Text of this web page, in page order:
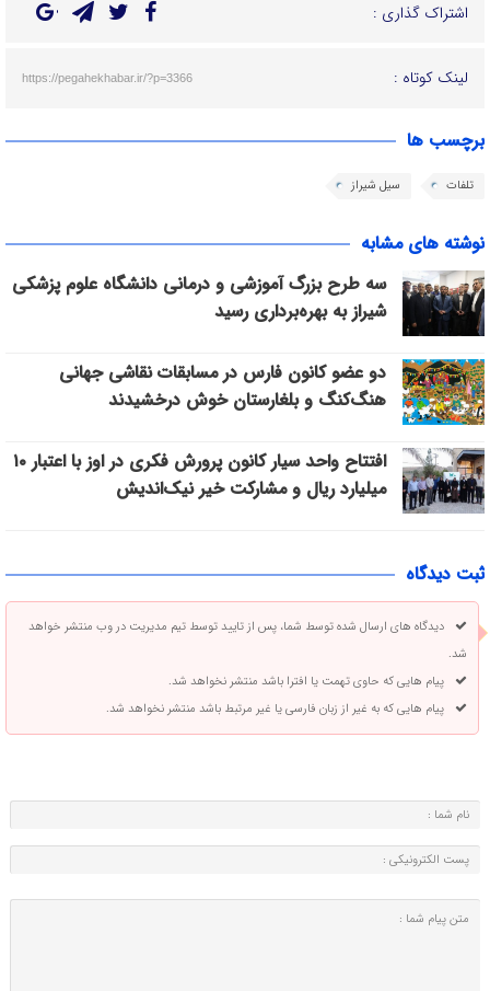
اشتراک گذاری :
لینک کوتاه : https://pegahekhabar.ir/?p=3366
برچسب ها
تلفات سیل شیراز
نوشته های مشابه
سه طرح بزرگ آموزشی و درمانی دانشگاه علوم پزشکی
شیراز به بهره‌برداری رسید
دو عضو کانون فارس در مسابقات نقاشی جهانی
هنگ‌کنگ و بلغارستان خوش درخشیدند
افتتاح واحد سیار کانون پرورش فکری در اوز با اعتبار ۱۰
میلیارد ریال و مشارکت خیر نیک‌اندیش
ثبت دیدگاه
دیدگاه های ارسال شده توسط شما، پس از تایید توسط تیم مدیریت در وب منتشر خواهد
شد.
پیام هایی که حاوی تهمت یا افترا باشد منتشر نخواهد شد.
پیام هایی که به غیر از زبان فارسی یا غیر مرتبط باشد منتشر نخواهد شد.